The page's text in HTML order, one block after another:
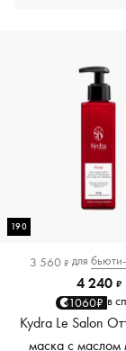
190
3 560 ₽ для
4 240 ₽
1060₽ в
Kydra Le Salon
маска с маслом